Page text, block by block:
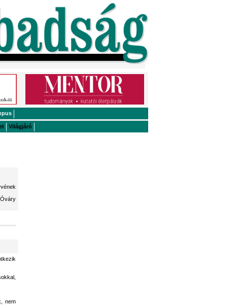
Világjáró
nem